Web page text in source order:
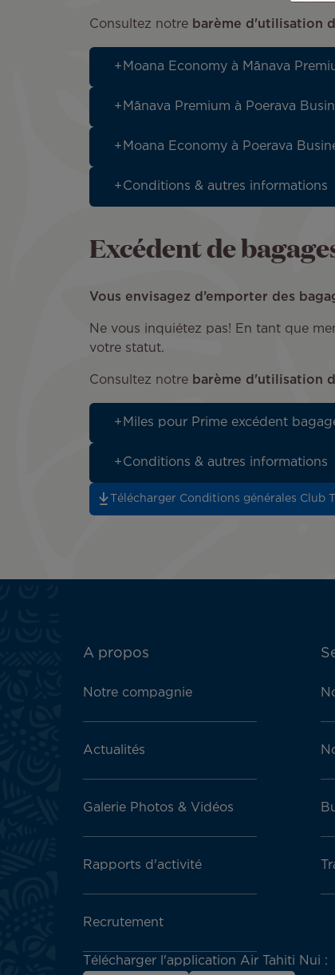
Consultez notre barème d'utilisation
Moana Economy à Mānava
Mānava Premium à Poerava
Moana Economy à Poerava
Conditions & autres informations
Excédent de
Vous envisagez d’emporter des
Ne vous inquiétez pas! En tant que
votre statut.
Consultez notre barème d'utilisation
Miles pour Prime excédent
Conditions & autres informations
Télécharger Conditions générales Club
ATN:
menu
A propos
Notre compagnie
Actualités
Galerie Photos & Vidéos
Rapports d'activité
Recrutement
Télécharger l'application Air Tahiti Nui :